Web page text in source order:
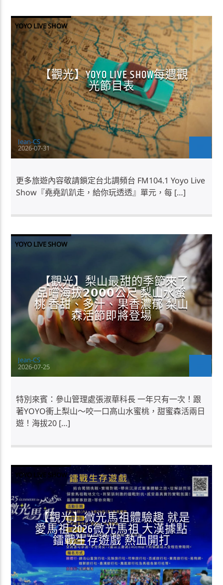
YOYO LIVE SHOW
【觀光】YOYO LIVE SHOW每週觀
光節目表
Jean-CS
2026-07-31
更多旅遊內容敬請鎖定台北調頻台 FM104.1 Yoyo Live
Show『堯堯趴趴走，給你玩透透』單元，每 […]
YOYO LIVE SHOW
【觀光】梨山最甜的季節來了
品嚐海拔𝟮𝟬𝟬𝟬公尺 梨山水蜜
桃 香甜、多汁、果香濃郁 梨山
森活節即將登場
Jean-CS
2026-07-25
特別來賓：參山管理處張淑華科長 一年只有一次！跟
著YOYO衝上梨山～咬一口高山水蜜桃，甜蜜森活兩日
遊！海拔20 […]
YOYO LIVE SHOW
【觀光】微光馬祖體驗趣 就是
愛馬祖 2026微光馬祖 大漢據點
鐳戰生存遊戲 熱血開打